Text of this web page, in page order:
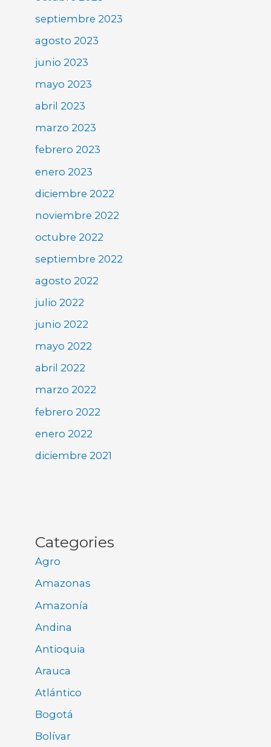
septiembre 2023
agosto 2023
junio 2023
mayo 2023
abril 2023
marzo 2023
febrero 2023
enero 2023
diciembre 2022
noviembre 2022
octubre 2022
septiembre 2022
agosto 2022
julio 2022
junio 2022
mayo 2022
abril 2022
marzo 2022
febrero 2022
enero 2022
diciembre 2021
Categories
Agro
Amazonas
Amazonía
Andina
Antioquia
Arauca
Atlántico
Bogotá
Bolívar